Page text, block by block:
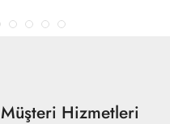
Müşteri Hizmetleri